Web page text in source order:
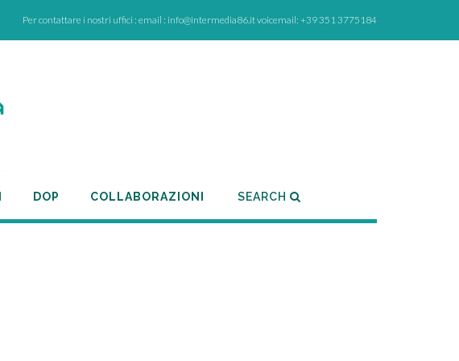
Per contattare i nostri uffici : email : info@intermedia86.it voicemail: +39 351 3775184
DOP COLLABORAZIONI SEARCH